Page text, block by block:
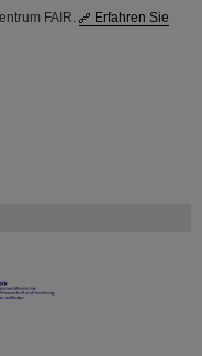
FAIR.
Erfahren Sie